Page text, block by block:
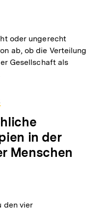
oder ungerecht
ab, ob die Verteilung
Gesellschaft als
in der
Menschen
den vier